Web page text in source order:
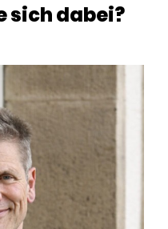
sich dabei?